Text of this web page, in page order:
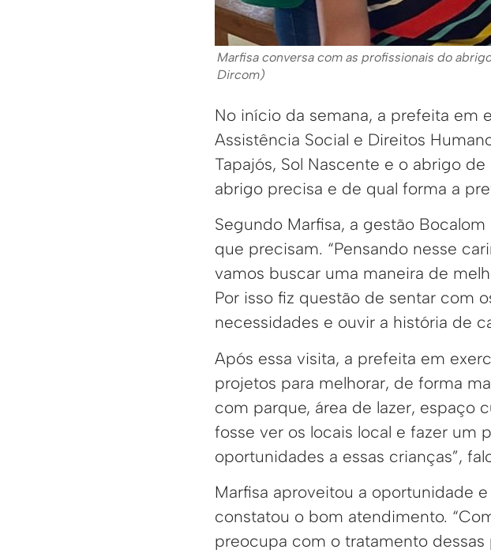
Marfisa conversa com as profissionais do
Dircom)
No início da semana, a prefeita em
Assistência Social e Direitos
Tapajós, Sol Nascente e o abrigo
abrigo precisa e de qual forma a
Segundo Marfisa, a gestão
que precisam. “Pensando nesse
vamos buscar uma maneira de
Por isso fiz questão de sentar com
necessidades e ouvir a história de
Após essa visita, a prefeita em
projetos para melhorar, de forma
com parque, área de lazer, espaço
fosse ver os locais local e fazer um
oportunidades a essas crianças”,
Marfisa aproveitou a oportunidade
constatou o bom atendimento.
preocupa com o tratamento